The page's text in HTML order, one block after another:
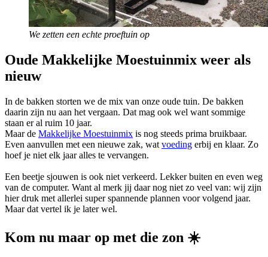
We zetten een echte proeftuin op
Oude Makkelijke Moestuinmix weer als
nieuw
In de bakken storten we de mix van onze oude tuin. De bakken
daarin zijn nu aan het vergaan. Dat mag ook wel want sommige
staan er al ruim 10 jaar.
Maar de Makkelijke Moestuinmix is nog steeds prima bruikbaar.
Even aanvullen met een nieuwe zak, wat voeding erbij en klaar. Zo
hoef je niet elk jaar alles te vervangen.
Een beetje sjouwen is ook niet verkeerd. Lekker buiten en even weg
van de computer. Want al merk jij daar nog niet zo veel van: wij zijn
hier druk met allerlei super spannende plannen voor volgend jaar.
Maar dat vertel ik je later wel.
Kom nu maar op met die zon ☀️